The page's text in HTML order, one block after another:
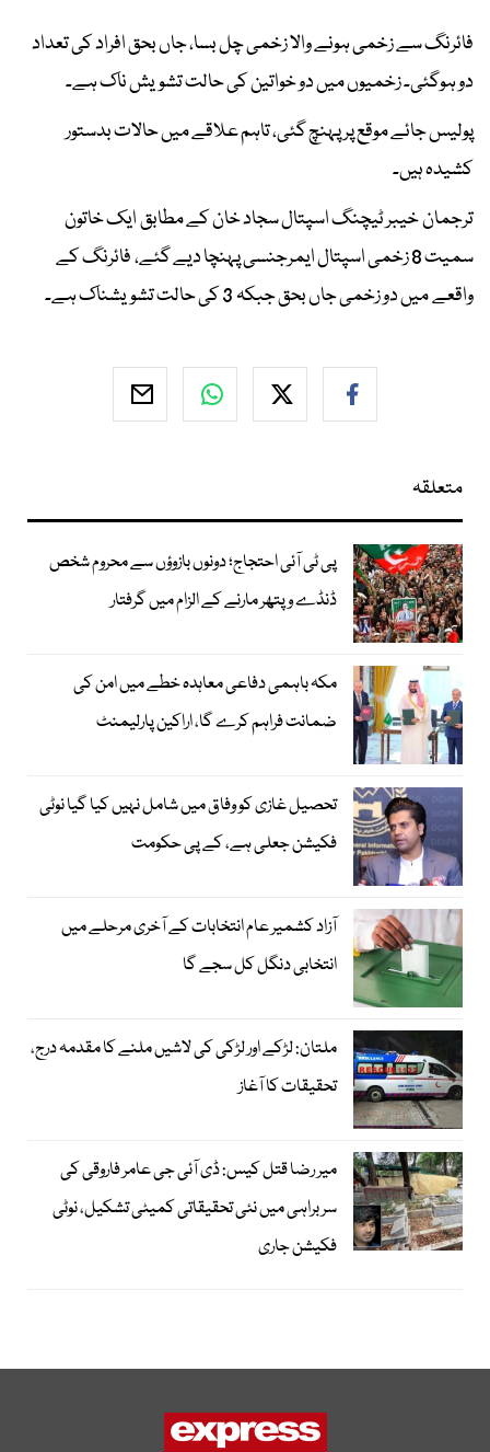
فائرنگ سے زخمی ہونے والا زخمی چل بسا، جاں بحق افراد کی تعداد
دو ہوگئی۔ زخمیوں میں دو خواتین کی حالت تشویش ناک ہے۔
پولیس جائے موقع پر پہنچ گئی، تاہم علاقے میں حالات بدستور
کشیدہ ہیں۔
ترجمان خیبر ٹیچنگ اسپتال سجاد خان کے مطابق ایک خاتون
سمیت 8 زخمی اسپتال ایمرجنسی پہنچا دیے گئے، فائرنگ کے
واقعے میں دو زخمی جاں بحق جبکہ 3 کی حالت تشویشناک ہے۔
متعلقہ
پی ٹی آئی احتجاج؛ دونوں بازوؤں سے محروم شخص
ڈنڈے و پتھر مارنے کے الزام میں گرفتار
مکہ باہمی دفاعی معاہدہ خطے میں امن کی
ضمانت فراہم کرے گا، اراکین پارلیمنٹ
تحصیل غازی کو وفاق میں شامل نہیں کیا گیا نوٹی
فکیشن جعلی ہے، کے پی حکومت
آزاد کشمیر عام انتخابات کے آخری مرحلے میں
انتخابی دنگل کل سجے گا
ملتان: لڑکے اور لڑکی کی لاشیں ملنے کا مقدمہ درج،
تحقیقات کا آغاز
میر رضا قتل کیس: ڈی آئی جی عامر فاروقی کی
سربراہی میں نئی تحقیقاتی کمیٹی تشکیل، نوٹی
فکیشن جاری